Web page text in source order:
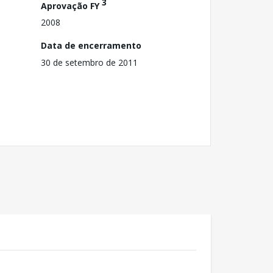
Aprovação FY
2008
Data de encerramento
30 de setembro de 2011